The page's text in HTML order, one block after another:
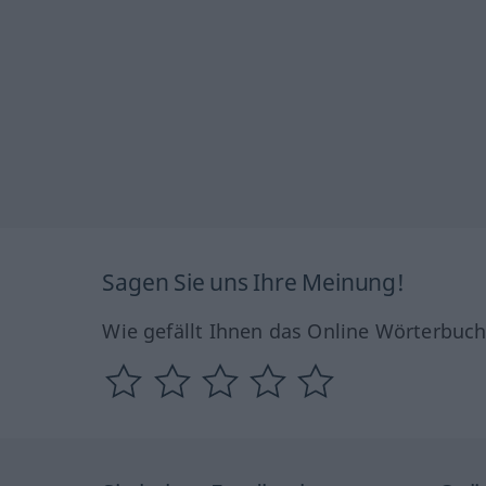
Sagen Sie uns Ihre Meinung!
Wie gefällt Ihnen das Online